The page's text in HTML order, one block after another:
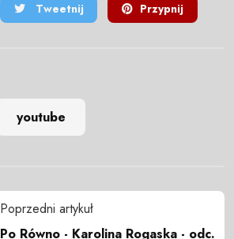
Tweetnij Przypnij
youtube
Poprzedni artykuł
Po Równo - Karolina Rogaska - odc.